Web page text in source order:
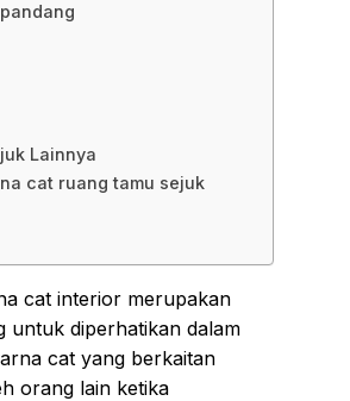
Lainnya
cat ruang tamu sejuk
cat interior merupakan
untuk diperhatikan dalam
cat yang berkaitan
orang lain ketika